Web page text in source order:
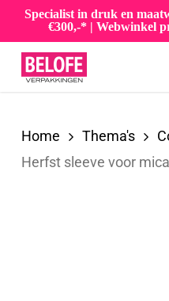
Skip
main
content
Specialist in druk en
€300,-* | Webwinkel
Home Thema's
Herfst sleeve voor